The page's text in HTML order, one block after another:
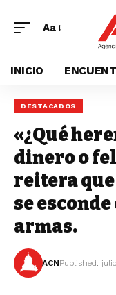
Aa
INICIO
DESTACADOS
«¿Qué
dinero o
reitera
se
armas.
ACNPublished: